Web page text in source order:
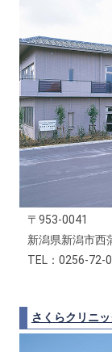
〒953-0041
新潟県新潟市西
TEL：0256-
さくらクリニッ